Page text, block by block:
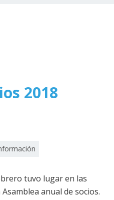
2018
tuvo lugar en las
anual de socios.